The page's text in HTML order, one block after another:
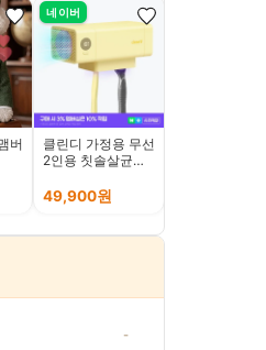
버
네이버
클린디 가정용 무선
2인용 칫솔살균기
49,900원
-